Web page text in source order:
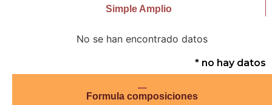
Simple Amplio
No se han encontrado datos
* no hay datos
Formula composiciones